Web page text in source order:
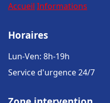
Accueil Informations
Horaires
Lun-Ven: 8h-19h
Service d'urgence 24/7